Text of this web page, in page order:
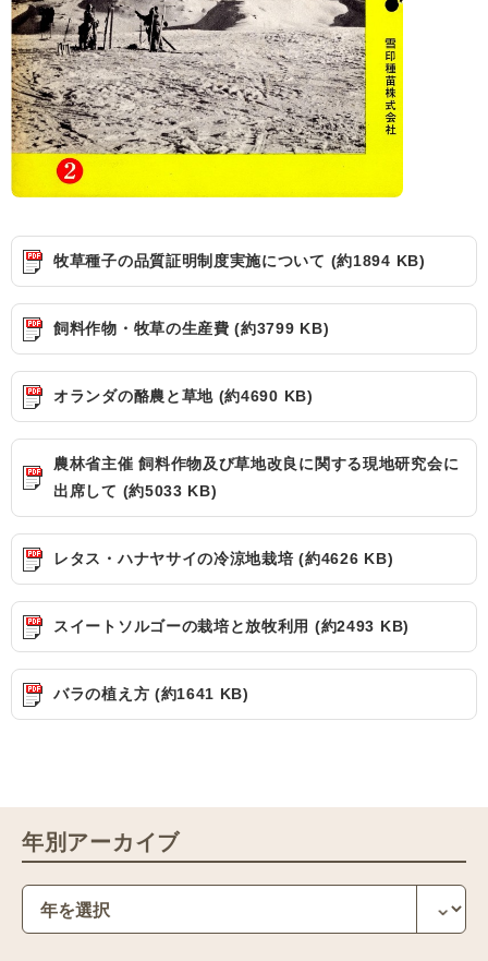
牧草種子の品質証明制度実施について (約1894 KB)
飼料作物・牧草の生産費 (約3799 KB)
オランダの酪農と草地 (約4690 KB)
農林省主催 飼料作物及び草地改良に関する現地研究会に
出席して (約5033 KB)
レタス・ハナヤサイの冷涼地栽培 (約4626 KB)
スイートソルゴーの栽培と放牧利用 (約2493 KB)
バラの植え方 (約1641 KB)
年別アーカイブ